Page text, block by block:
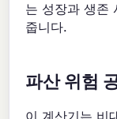
는 성장과 생존
줍니다.
파산 위험